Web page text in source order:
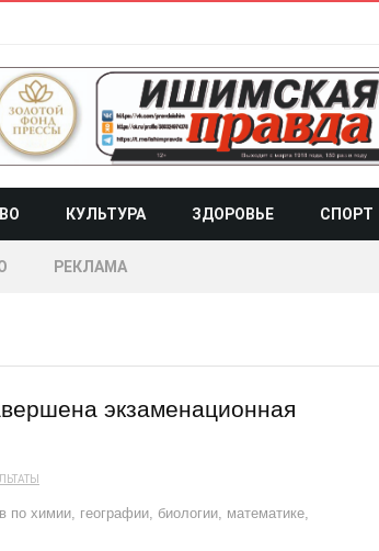
КУЛЬТУРА ЗДОРОВЬЕ СПОРТ
РЕКЛАМА
экзаменационная
химии, географии, биологии, математике,